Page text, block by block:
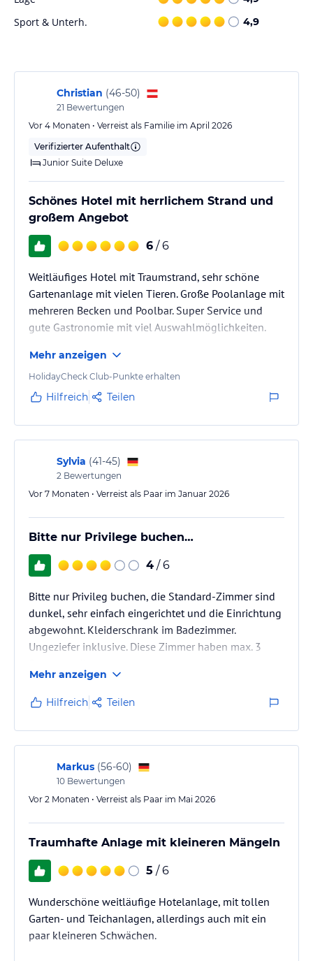
Hoteliers-/Veranstalter-/Kataloginformationen. Alle Angaben
Sport & Unterh. 4,9
Christian (46-50)
21 Bewertungen
Vor 4 Monaten • Verreist als Familie im April 2026
Verifizierter Aufenthalt
Junior Suite Deluxe
Schönes Hotel mit herrlichem Strand und
großem Angebot
6 / 6
Weitläufiges Hotel mit Traumstrand, sehr schöne
Gartenanlage mit vielen Tieren. Große Poolanlage mit
mehreren Becken und Poolbar. Super Service und
gute Gastronomie mit viel Auswahlmöglichkeiten.
Mehr anzeigen
HolidayCheck Club-Punkte erhalten
Hilfreich Teilen
Sylvia (41-45)
2 Bewertungen
Vor 7 Monaten • Verreist als Paar im Januar 2026
Bitte nur Privilege buchen…
4 / 6
Bitte nur Privileg buchen, die Standard-Zimmer sind
dunkel, sehr einfach eingerichtet und die Einrichtung
abgewohnt. Kleiderschrank im Badezimmer.
Ungeziefer inklusive. Diese Zimmer haben max. 3
Nach dem kostenpflichtigen Upgrate dagegen sehr
schönes, helles und neues Zimmer bekommen.
Mehr anzeigen
Hilfreich Teilen
Markus (56-60)
10 Bewertungen
Vor 2 Monaten • Verreist als Paar im Mai 2026
Traumhafte Anlage mit kleineren Mängeln
5 / 6
Wunderschöne weitläufige Hotelanlage, mit tollen
Garten- und Teichanlagen, allerdings auch mit ein
paar kleineren Schwächen.